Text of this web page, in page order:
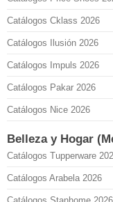
Catálogos Cklass 2026
Catálogos Ilusión 2026
Catálogos Impuls 2026
Catálogos Pakar 2026
Catálogos Nice 2026
Belleza y Hogar
Catálogos Tupperware
Catálogos Arabela 2026